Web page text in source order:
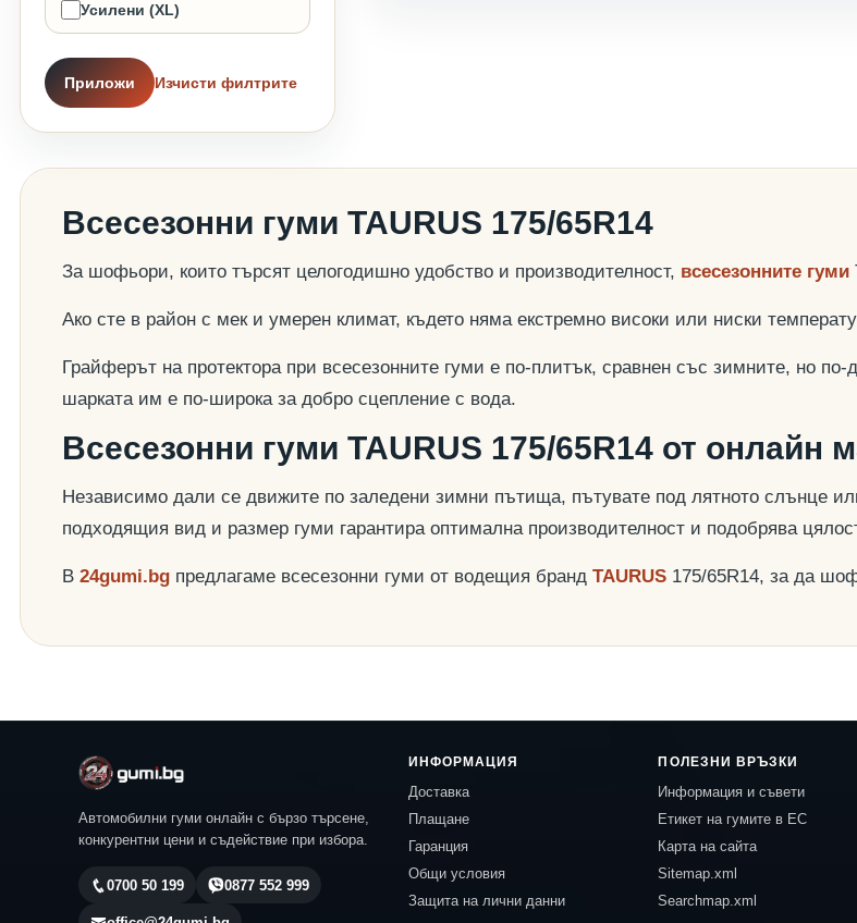
Усилени (XL)
Приложи Изчисти филтрите
Всесезонни гуми TAURUS 175/65R14
За шофьори, които търсят целогодишно удобство и производителност, всесезонните гуми
Ако сте в район с мек и умерен климат, където няма екстремно високи или ниски
Грайферът на протектора при всесезонните гуми е по-плитък, сравнен със зимните, но
шарката им е по-широка за добро сцепление с вода.
Всесезонни гуми TAURUS 175/65R14 от онлайн
Независимо дали се движите по заледени зимни пътища, пътувате под лятното слънце
подходящия вид и размер гуми гарантира оптимална производителност и подобрява
В 24gumi.bg предлагаме всесезонни гуми от водещия бранд TAURUS 175/65R14, за да
Автомобилни гуми онлайн с бързо търсене,
конкурентни цени и съдействие при избора.
0700 50 199 0877 552 999
ИНФОРМАЦИЯ
Доставка
Плащане
Гаранция
Общи условия
Защита на лични данни
ПОЛЕЗНИ ВРЪЗКИ
Информация и съвети
Етикет на гумите в ЕС
Карта на сайта
Sitemap.xml
Searchmap.xml